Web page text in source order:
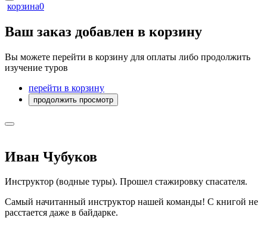
корзина0
Ваш заказ добавлен в корзину
Вы можете перейти в корзину для оплаты либо продолжить
изучение туров
перейти в корзину
продолжить просмотр
Иван Чубуков
Инструктор (водные туры). Прошел стажировку спасателя.
Самый начитанный инструктор нашей команды! С книгой не
расстается даже в байдарке.